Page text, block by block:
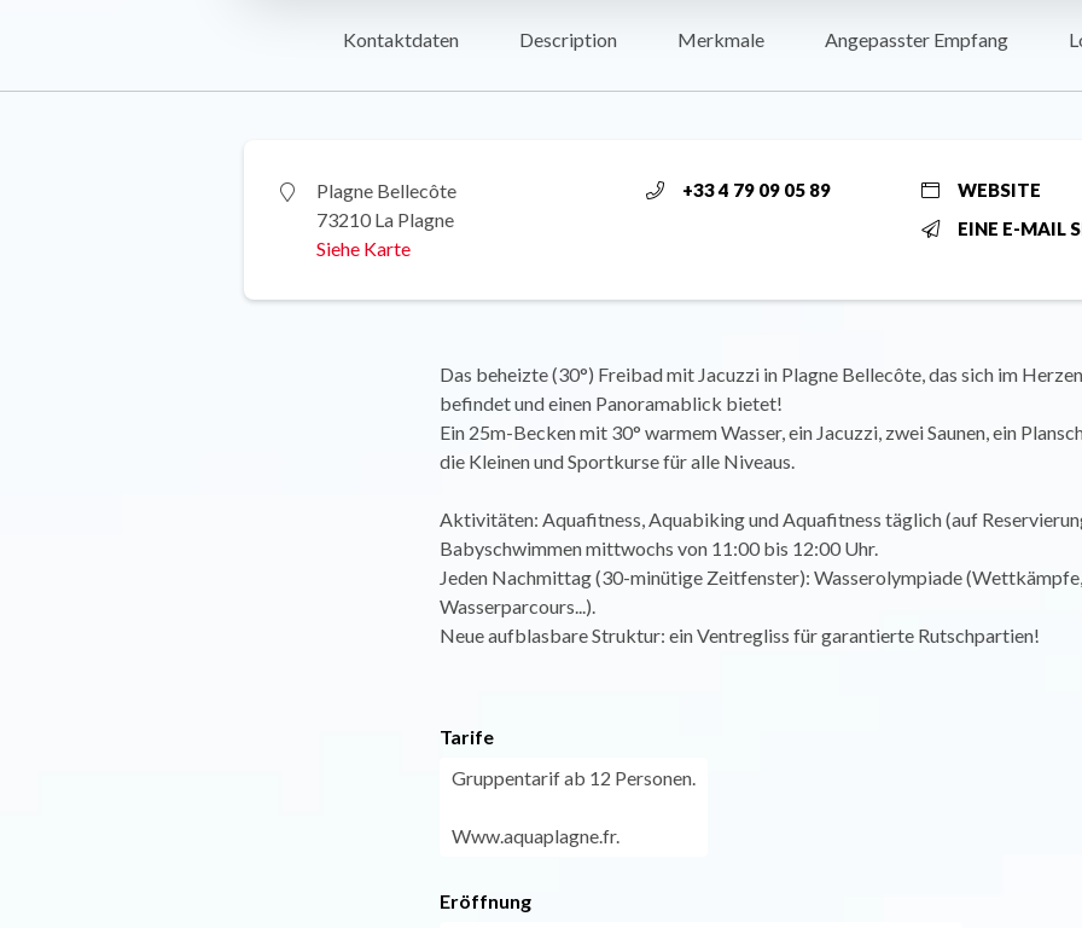
Kontaktdaten Description Merkmale Angepasster Empfang
Plagne Bellecôte
73210 La Plagne
Siehe Karte
+33 4 79 09 05 89
WEBSITE
EINE E-MAIL
Das beheizte (30°) Freibad mit Jacuzzi in Plagne Bellecôte, das sich im
befindet und einen Panoramablick bietet!
Ein 25m-Becken mit 30° warmem Wasser, ein Jacuzzi, zwei Saunen, ein
die Kleinen und Sportkurse für alle Niveaus.
Aktivitäten: Aquafitness, Aquabiking und Aquafitness täglich (auf
Babyschwimmen mittwochs von 11:00 bis 12:00 Uhr.
Jeden Nachmittag (30-minütige Zeitfenster): Wasserolympiade (Wettkämpfe,
Wasserparcours...).
Neue aufblasbare Struktur: ein Ventregliss für garantierte Rutschpartien!
Tarife
Gruppentarif ab 12 Personen.
Www.aquaplagne.fr.
Eröffnung